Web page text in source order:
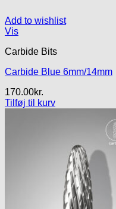
Add to wishlist
Vis
Carbide Bits
Carbide Blue 6mm/14mm
170.00kr.
Tilføj til kurv